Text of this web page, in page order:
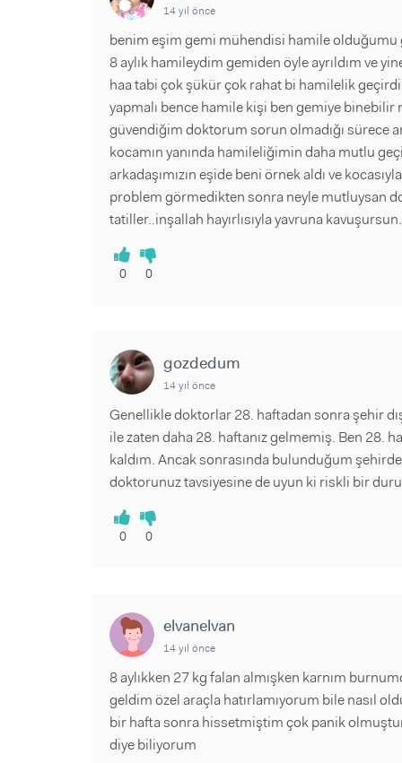
14 yıl önce
benim eşim gemi mühendisi hamile
8 aylık hamileydim gemiden öyle ayrıldım ve
haa tabi çok şükür çok rahat bi hamilelik
yapmalı bence hamile kişi ben gemiye
güvendiğim doktorum sorun olmadığı sürece
kocamın yanında hamileliğimin daha mutlu
arkadaşımızın eşide beni örnek aldı ve
problem görmedikten sonra neyle mutluysan
tatiller..inşallah hayırlısıyla yavruna
0 0
gozdedum
14 yıl önce
Genellikle doktorlar 28. haftadan sonra şehir
ile zaten daha 28. haftanız gelmemiş. Ben 28.
kaldım. Ancak sonrasında bulunduğum
doktorunuz tavsiyesine de uyun ki riskli bir
0 0
elvanelvan
14 yıl önce
8 aylıkken 27 kg falan almışken karnım
geldim özel araçla hatırlamıyorum bile nasıl
bir hafta sonra hissetmiştim çok panik
diye biliyorum